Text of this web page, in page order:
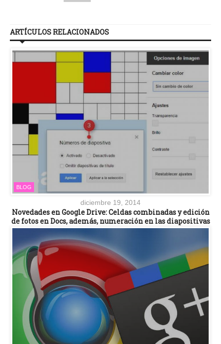
ARTÍCULOS RELACIONADOS
BLOG
diciembre 19, 2014
Novedades en Google Drive: Celdas combinadas y edición
de fotos en Docs, además, numeración en las diapositivas